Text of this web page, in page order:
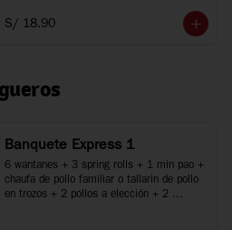
S/ 18.90
Banquete Express 1
6 wantanes + 3 spring rolls + 1 min pao +
chaufa de pollo familiar o tallarin de pollo
en trozos + 2 pollos a elección + 2